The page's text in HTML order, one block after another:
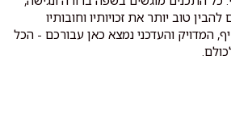
טוב יותר את זכויותיו וחובותיו
המדויק והעדכני נמצא כאן עבורכם - הכל